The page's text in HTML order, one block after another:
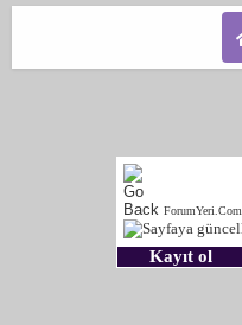
ForumYeri.Com
Kayıt ol